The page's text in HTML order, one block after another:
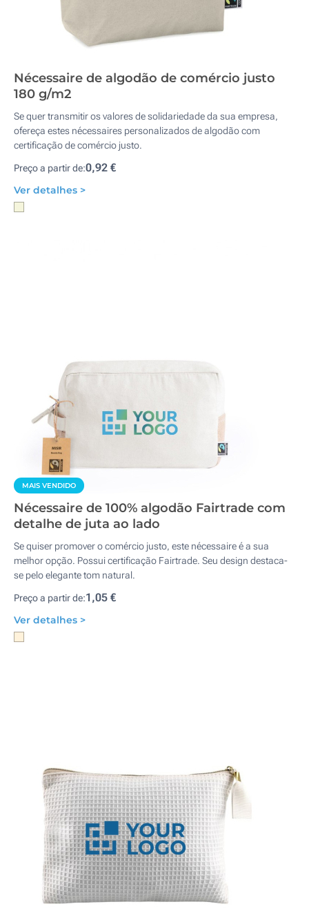
Nécessaire de algodão de comércio justo
180 g/m2
Se quer transmitir os valores de solidariedade da sua empresa,
ofereça estes nécessaires personalizados de algodão com
certificação de comércio justo.
Preço a partir de:0,92 €
Ver detalhes >
MAIS VENDIDO
Nécessaire de 100% algodão Fairtrade com
detalhe de juta ao lado
Se quiser promover o comércio justo, este nécessaire é a sua
melhor opção. Possui certificação Fairtrade. Seu design destaca-
se pelo elegante tom natural.
Preço a partir de:1,05 €
Ver detalhes >